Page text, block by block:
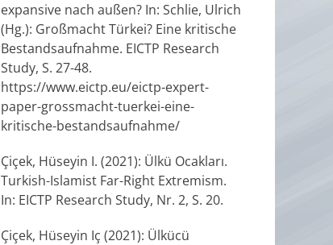
expansive nach außen? In: Schlie, Ulrich
(Hg.): Großmacht Türkei? Eine kritische
Bestandsaufnahme. EICTP Research
Study, S. 27-48.
https://www.eictp.eu/eictp-expert-
paper-grossmacht-tuerkei-eine-
kritische-bestandsaufnahme/
Çiçek, Hüseyin I. (2021): Ülkü Ocakları.
Turkish-Islamist Far-Right Extremism.
In: EICTP Research Study, Nr. 2, S. 20.
Çiçek, Hüseyin Iç (2021): Ülkücü